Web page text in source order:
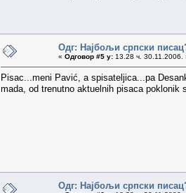
Одг: Најбољи српски
« Одговор #5 у: 13.28 ч. 30.11.2006.
Pisac...meni Pavić, a spisateljica...pa
mada, od trenutno aktuelnih pisaca
Одг: Најбољи српски